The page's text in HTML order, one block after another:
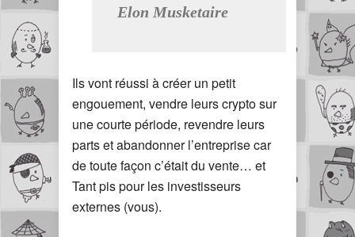
Elon Musketaire
Ils vont réussi à créer un petit
engouement, vendre leurs crypto sur
une courte période, revendre leurs
parts et abandonner l’entreprise car
de toute façon c’était du vente… et
Tant pis pour les investisseurs
externes (vous).